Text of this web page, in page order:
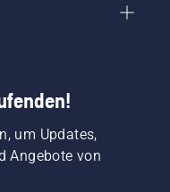
um Updates,
Angebote von